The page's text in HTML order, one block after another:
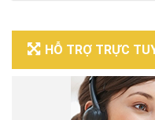
HỖ TRỢ TRỰC